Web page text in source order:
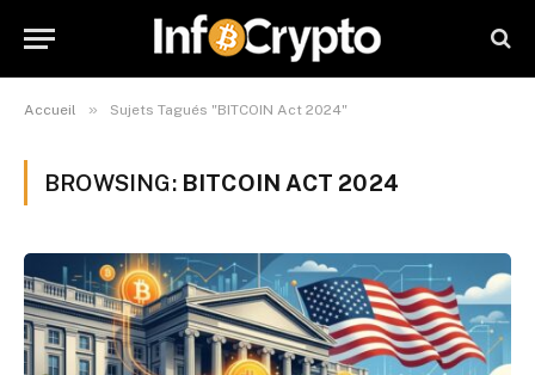
Accueil » Sujets Tagués "BITCOIN Act 2024"
BROWSING: BITCOIN ACT 2024